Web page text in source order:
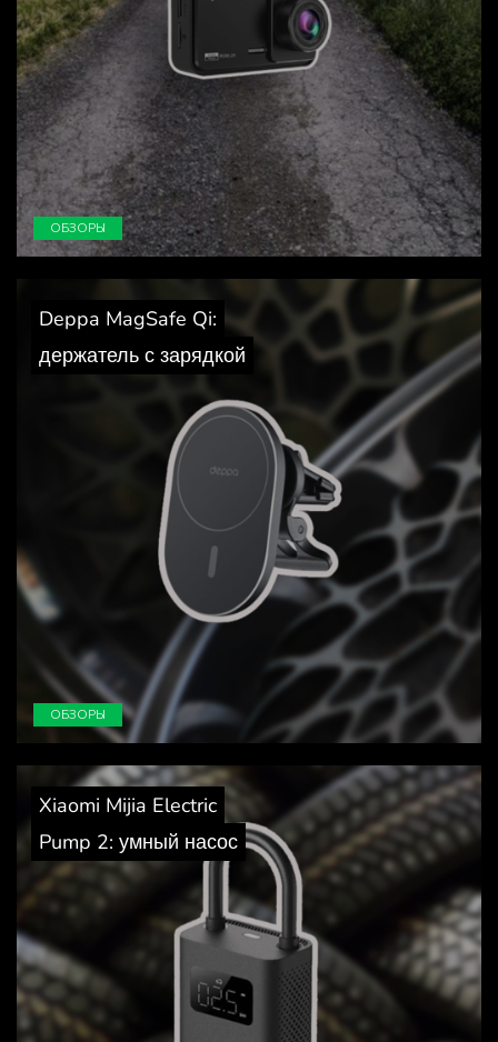
ОБЗОРЫ
Deppa MagSafe Qi:
держатель с зарядкой
ОБЗОРЫ
Xiaomi Mijia Electric
Pump 2: умный насос